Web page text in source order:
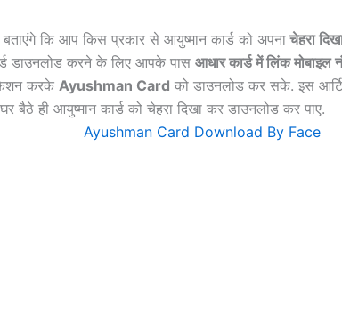
कि आप किस प्रकार से आयुष्मान कार्ड को अपना चेहरा
डाउनलोड करने के लिए आपके पास आधार कार्ड में लिंक मोबाइल
करके Ayushman Card को डाउनलोड कर सके. इस
बैठे ही आयुष्मान कार्ड को चेहरा दिखा कर डाउनलोड कर पाए.